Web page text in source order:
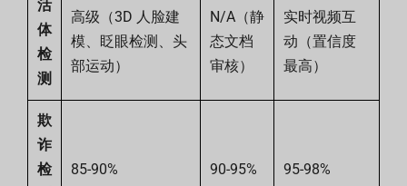
活
体
检
测
高级（3D 人脸建
模、眨眼检测、头
部运动）
N/A（静
态文档
审核）
实时视频互
动（置信度
最高）
欺
诈
检
85-90% 90-95% 95-98%